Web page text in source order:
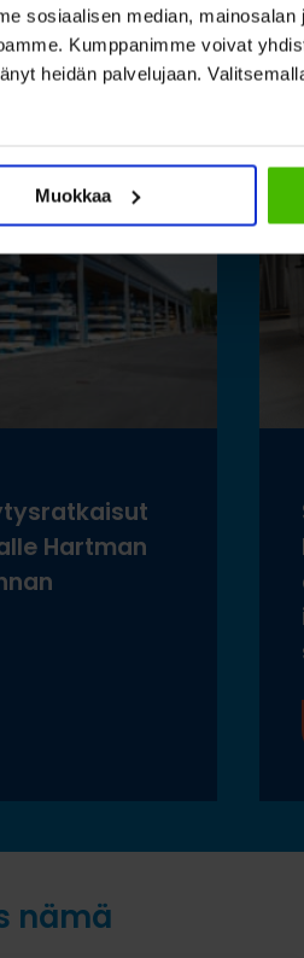
sosiaalisen median, mainosalan
Kumppanimme voivat
heidän palvelujaan.
Muokkaa
Hartman
nämä